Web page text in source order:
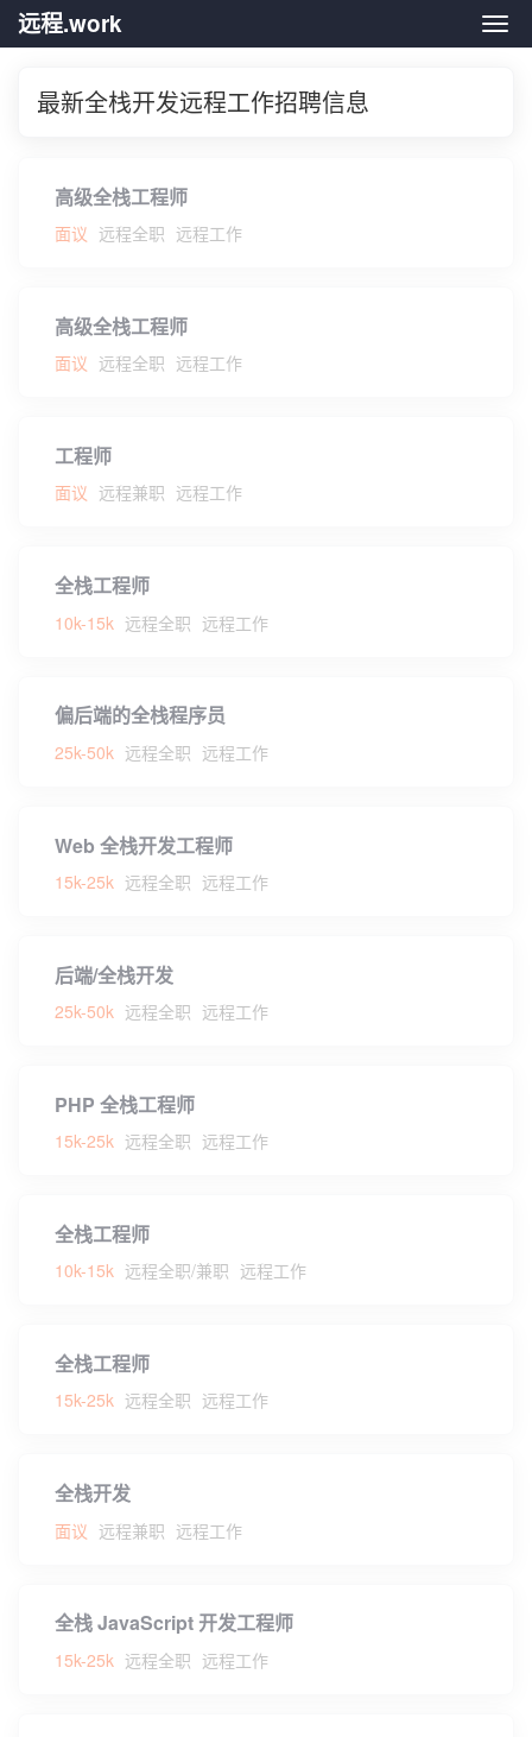
远
远程.work
最新全栈开发远程工作招聘信息
高级全栈工程师
面议 远程全职 远程工作
高级全栈工程师
面议 远程全职 远程工作
工程师
面议 远程兼职 远程工作
全栈工程师
10k-15k 远程全职 远程工作
偏后端的全栈程序员
25k-50k 远程全职 远程工作
Web 全栈开发工程师
15k-25k 远程全职 远程工作
后端/全栈开发
25k-50k 远程全职 远程工作
PHP 全栈工程师
15k-25k 远程全职 远程工作
全栈工程师
10k-15k 远程全职/兼职 远程工作
全栈工程师
15k-25k 远程全职 远程工作
全栈开发
面议 远程兼职 远程工作
全栈 JavaScript 开发工程师
15k-25k 远程全职 远程工作